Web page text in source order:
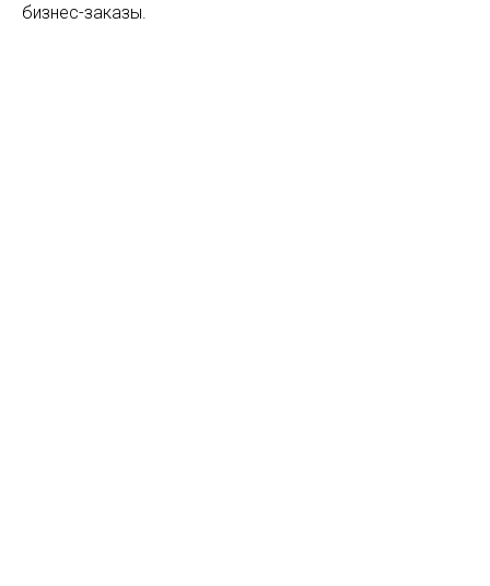
бизнес-заказы.